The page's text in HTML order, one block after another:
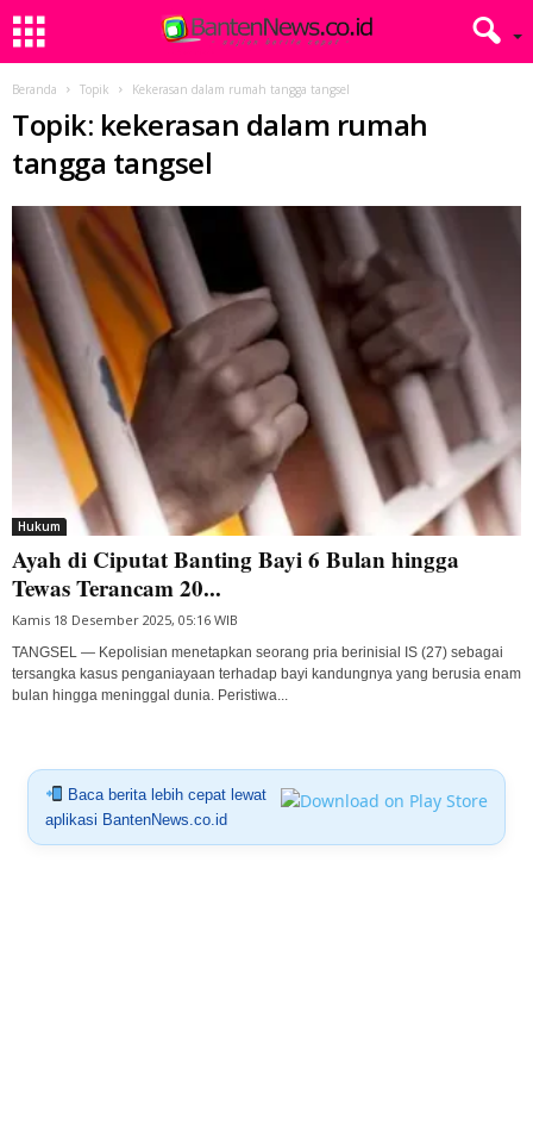
Beranda Topik Kekerasan dalam rumah tangga tangsel
Topik: kekerasan dalam rumah
tangga tangsel
Hukum
Ayah di Ciputat Banting Bayi 6 Bulan hingga
Tewas Terancam 20...
Kamis 18 Desember 2025, 05:16 WIB
TANGSEL — Kepolisian menetapkan seorang pria berinisial IS (27) sebagai
tersangka kasus penganiayaan terhadap bayi kandungnya yang berusia enam
bulan hingga meninggal dunia. Peristiwa...
Baca berita lebih cepat lewat
aplikasi BantenNews.co.id